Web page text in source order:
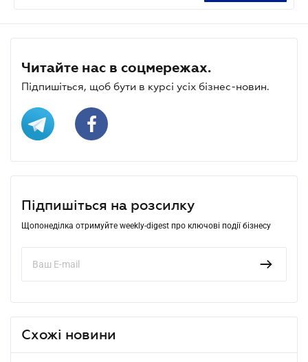
Читайте нас в соцмережах.
Підпишіться, щоб бути в курсі усіх бізнес-новин.
Підпишіться на розсилку
Щопонеділка отримуйте weekly-digest про ключові події бізнесу
Схожі новини